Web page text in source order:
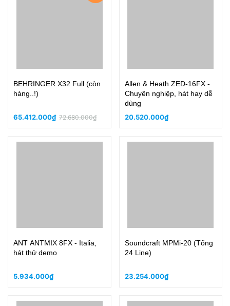
BEHRINGER X32 Full (còn
hàng..!)
65.412.000₫ 72.680.000₫
Allen & Heath ZED-16FX -
Chuyên nghiệp, hát hay dễ
dùng
20.520.000₫
ANT ANTMIX 8FX - Italia,
hát thử demo
5.934.000₫
Soundcraft MPMi-20 (Tổng
24 Line)
23.254.000₫